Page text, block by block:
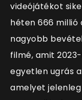
videójátékot
héten 666 millió
nagyobb
filmé, amit
egyetlen ugrás
amelyet